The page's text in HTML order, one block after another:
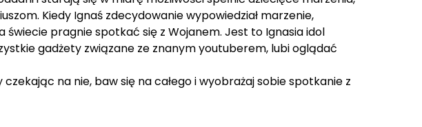
Kiedy Ignaś zdecydowanie wypowiedział marzenie,
świecie pragnie spotkać się z Wojanem. Jest to Ignasia idol
gadżety związane ze znanym youtuberem, lubi oglądać
na nie, baw się na całego i wyobrażaj sobie spotkanie z